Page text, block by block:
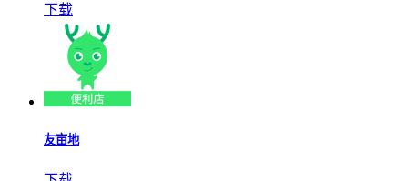
下载
友亩地